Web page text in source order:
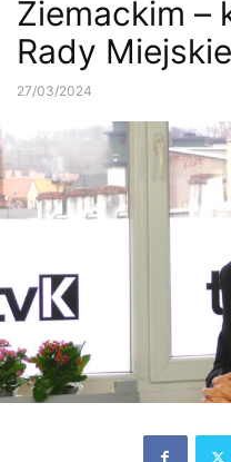
Ziemackim –
Rady
27/03/2024